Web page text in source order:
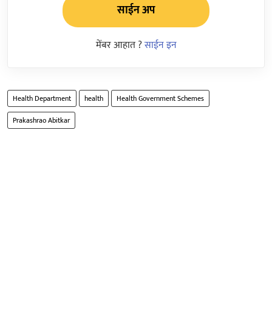
साईन अप
मेंबर आहात ?साईन इन
Health Department health
Health Government Schemes
Prakashrao Abitkar